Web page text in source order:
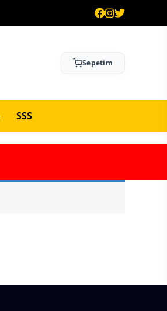
Sepetim
SSS